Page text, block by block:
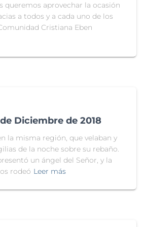
queremos aprovechar la ocasión
a todos y a cada uno de los
Cristiana Eben
de Diciembre de 2018
la misma región, que velaban y
de la noche sobre su rebaño.
un ángel del Señor, y la
rodeó Leer más